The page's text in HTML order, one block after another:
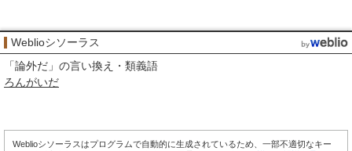
Weblioシソーラス
「論外だ 」の言い換え・類義語
ろんがいだ
Weblioシソーラスはプログラムで自動的に生成されているため、一部不適切なキー